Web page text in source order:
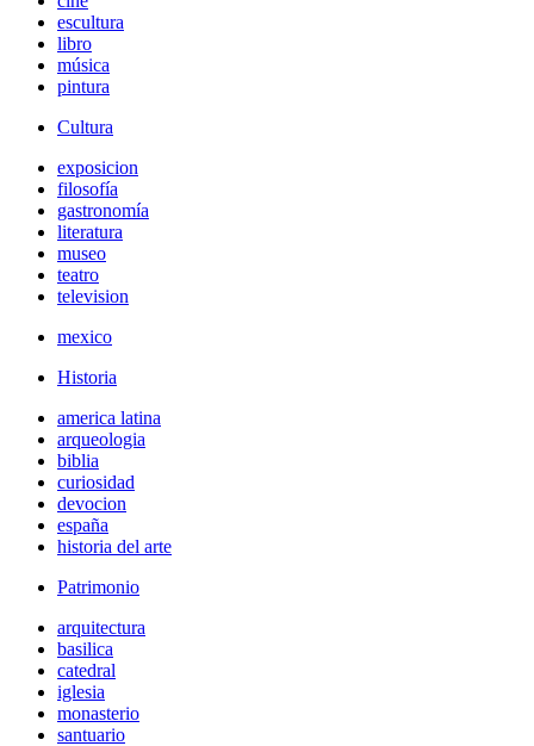
escultura
libro
música
pintura
Cultura
exposicion
filosofía
gastronomía
literatura
museo
teatro
television
mexico
Historia
america latina
arqueologia
biblia
curiosidad
devocion
españa
historia del arte
Patrimonio
arquitectura
basilica
catedral
iglesia
monasterio
santuario